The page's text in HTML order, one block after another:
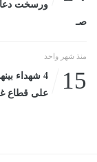
صـ
منذ شهر واحد
15
على قطاع